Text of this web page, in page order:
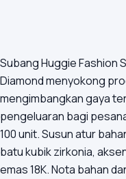
Subang Huggie Fashion
Diamond menyokong
mengimbangkan gaya
pengeluaran bagi
100 unit. Susun atur
batu kubik zirkonia,
emas 18K. Nota bahan